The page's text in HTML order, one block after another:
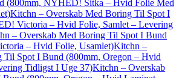
(800mm, NYHED! Sitka – Hvid Folie Med
Kitchn – Overskab Med Boring Til Spot I
Victoria – Hvid Folie, Samlet – Levering
– Overskab Med Boring Til Spot I Bund
– Hvid Folie, Usamlet)Kitchn –
Til Spot I Bund (800mm, Oregon – Hvid
Tidligst I Uge 37)Kitchn – Overskab